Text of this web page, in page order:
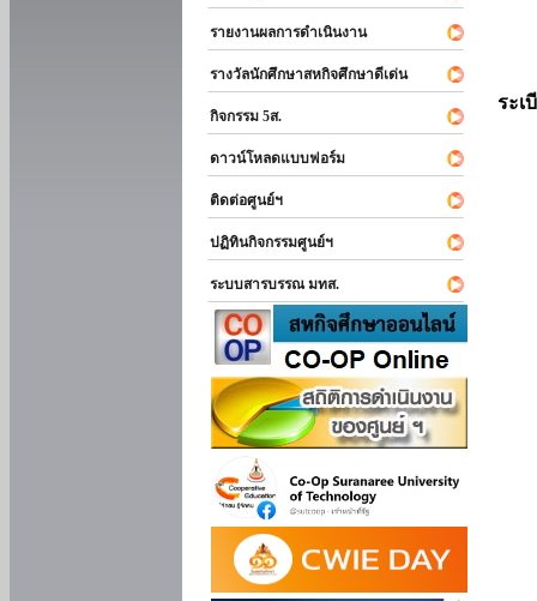
รายงานผลการดำเนินงาน
รางวัลนักศึกษาสหกิจศึกษาดีเด่น
กิจกรรม 5ส.
ดาวน์โหลดแบบฟอร์ม
ติดต่อศูนย์ฯ
ปฏิทินกิจกรรมศูนย์ฯ
ระบบสารบรรณ มทส.
ระเ